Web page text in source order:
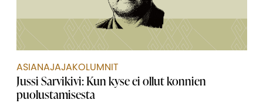
ASIANAJAJAKOLUMNIT
Jussi Sarvikivi: Kun kyse ei ollut konnien
puolustamisesta